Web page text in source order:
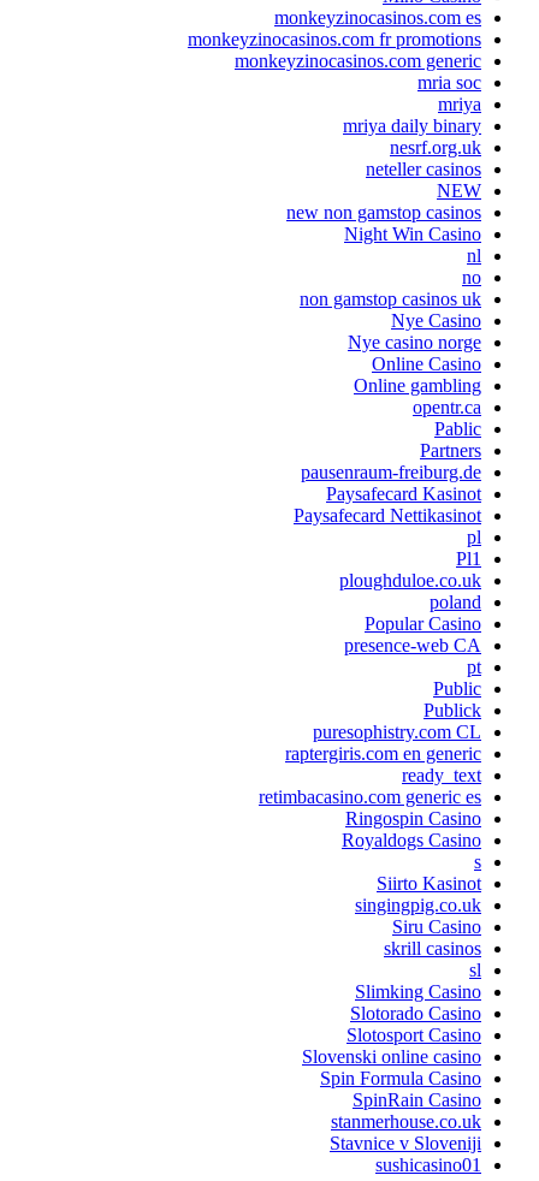
monkeyzinocasinos.com es
monkeyzinocasinos.com fr promotions
monkeyzinocasinos.com generic
mria soc
mriya
mriya daily binary
nesrf.org.uk
neteller casinos
NEW
new non gamstop casinos
Night Win Casino
nl
no
non gamstop casinos uk
Nye Casino
Nye casino norge
Online Casino
Online gambling
opentr.ca
Pablic
Partners
pausenraum-freiburg.de
Paysafecard Kasinot
Paysafecard Nettikasinot
pl
Pl1
ploughduloe.co.uk
poland
Popular Casino
presence-web CA
pt
Public
Publick
puresophistry.com CL
raptergiris.com en generic
ready_text
retimbacasino.com generic es
Ringospin Casino
Royaldogs Casino
s
Siirto Kasinot
singingpig.co.uk
Siru Casino
skrill casinos
sl
Slimking Casino
Slotorado Casino
Slotosport Casino
Slovenski online casino
Spin Formula Casino
SpinRain Casino
stanmerhouse.co.uk
Stavnice v Sloveniji
sushicasino01